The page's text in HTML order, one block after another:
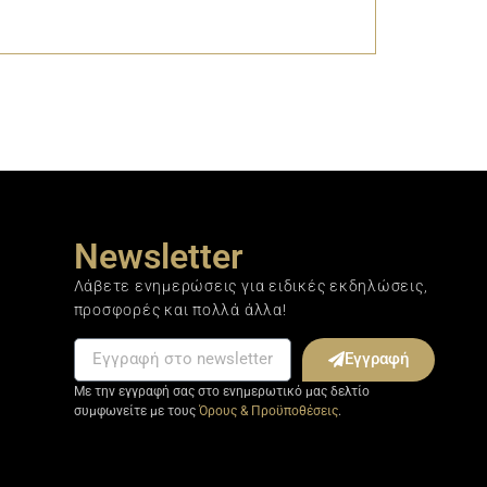
Newsletter
Λάβετε ενημερώσεις για ειδικές εκδηλώσεις,
προσφορές και πολλά άλλα!
Εγγραφή
Με την εγγραφή σας στο ενημερωτικό μας δελτίο
συμφωνείτε με τους Όρους & Προϋποθέσεις.